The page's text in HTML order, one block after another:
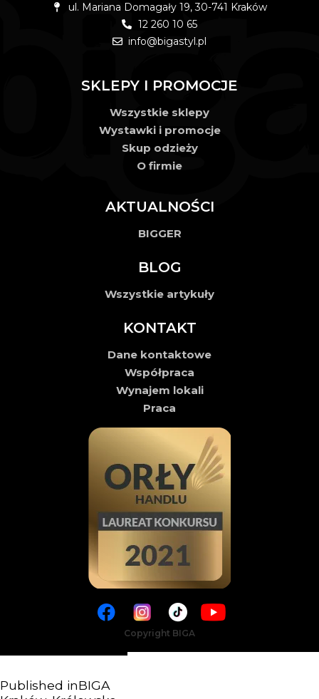
ul. Mariana Domagały 19, 30-741 Kraków
12 260 10 65
info@bigastyl.pl
SKLEPY I PROMOCJE
Wszystkie sklepy
Wystawki i promocje
Skup odzieży
O firmie
AKTUALNOŚCI
BIGGER
BLOG
Wszystkie artykuły
KONTAKT
Dane kontaktowe
Współpraca
Wynajem lokali
Praca
Copyright BIGA
Published inBIGA